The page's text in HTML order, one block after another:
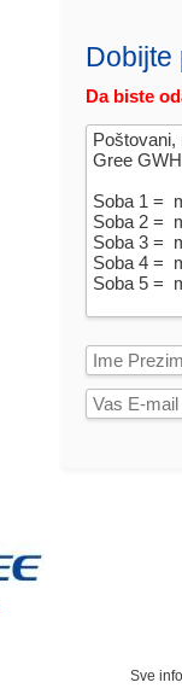
Dobijte
Da biste
Sve